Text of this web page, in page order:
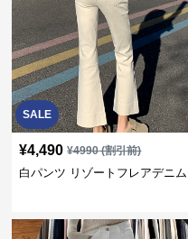
SALE
¥4,490 ¥4990(割引前)
白パンツ リゾートフレアデニム